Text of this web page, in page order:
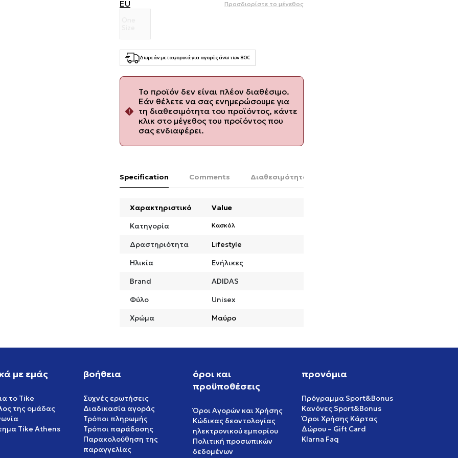
EU Προσδιορίστε το μέγεθος
Δωρεάν μεταφορικά για αγορές άνω των 80€
Το προϊόν δεν είναι πλέον διαθέσιμο.
Εάν θέλετε να σας ενημερώσουμε για
τη διαθεσιμότητα του προϊόντος, κάντε
κλικ στο μέγεθος του προϊόντος που
σας ενδιαφέρει.
Specification Comments Διαθεσιμότητα στο κατάστημα
Χαρακτηριστικό
Value
Κατηγορία
Κασκόλ
Δραστηριότητα
Lifestyle
Ηλικία
Ενήλικες
Brand
ADIDAS
Φύλο
Unisex
Χρώμα
Μαύρο
με εμάς
το Tike
της ομάδας
Tike Athens
βοήθεια
Συχνές ερωτήσεις
Διαδικασία αγοράς
Τρόποι πληρωμής
Τρόποι παράδοσης
Παρακολούθηση της
παραγγελίας
όροι και
προϋποθέσεις
Όροι Αγορών και Χρήσης
Κώδικας δεοντολογίας
ηλεκτρονικού εμπορίου
Πολιτική προσωπικών
δεδομένων
προνόμια
Πρόγραμμα Sport&Bonus
Κανόνες Sport&Bonus
Όροι Χρήσης Κάρτας
Δώρου – Gift Card
Klarna Faq